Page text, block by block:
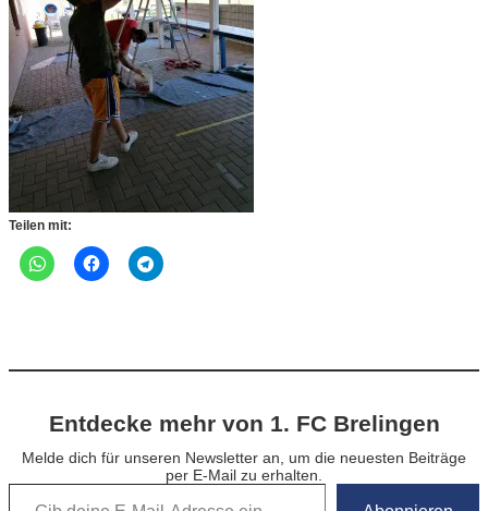
Teilen mit:
Entdecke mehr von 1. FC Brelingen
Melde dich für unseren Newsletter an, um die neuesten Beiträge
per E-Mail zu erhalten.
Gib deine E-Mail-Adresse ein …